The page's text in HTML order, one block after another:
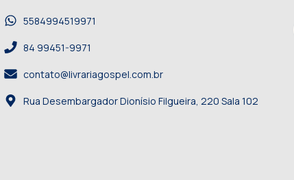
5584994519971
84 99451-9971
contato@livrariagospel.com.br
Rua Desembargador Dionísio Filgueira, 220 Sala 102